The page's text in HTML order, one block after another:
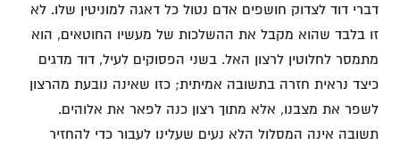
דברי דוד לצדוק חושפים אדם נטול כל דאגה למוניטין שלו. לא
זו בלבד שהוא מקבל את ההשלכות של מעשיו החוטאים, הוא
מתמסר לחלוטין לרצון האל. בשני הפסוקים לעיל, דוד מדגים
כיצד נראית חזרה בתשובה אמיתית; כזו שאינה נובעת מהרצון
לשפר את מצבנו, אלא מתוך רצון כנה לפאר את אלוהים.
תשובה אינה המסלול הלא נעים שעלינו לעבור כדי להחזיר